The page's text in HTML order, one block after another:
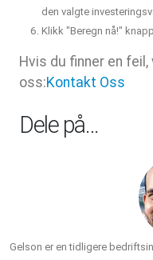
den valgte
Klikk "Beregn nå!"
Hvis du finner en
oss:Kontakt Oss
Dele på…
Gelson er en tidligere